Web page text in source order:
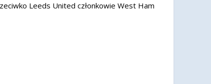
Leeds United członkowie West Ham